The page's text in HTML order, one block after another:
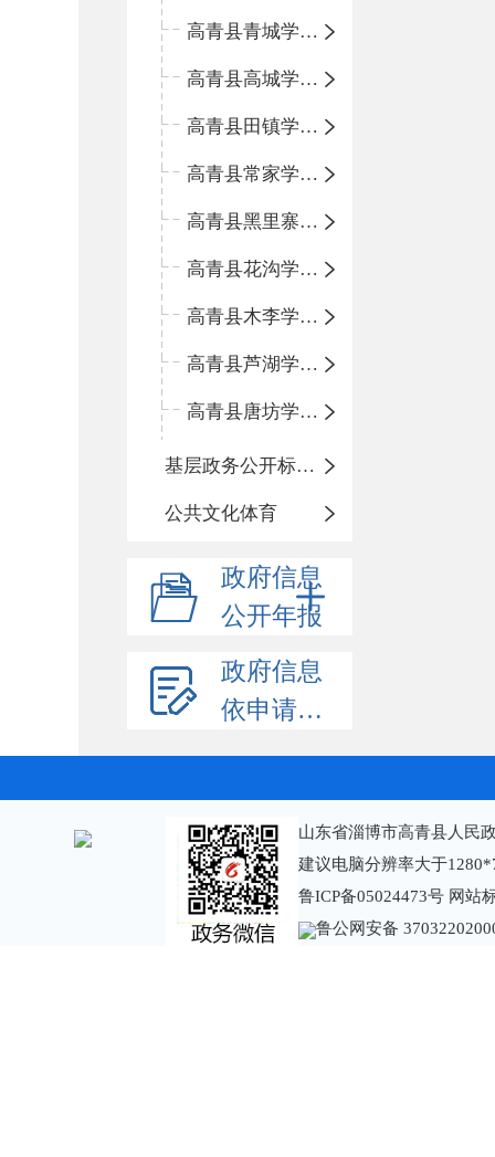
高青县青城学区中心小学
高青县高城学区中心小学
高青县田镇学区中心小学
高青县常家学区中心小学
高青县黑里寨学区中心小学
高青县花沟学区中心小学
高青县木李学区中心小学
高青县芦湖学区中心小学
高青县唐坊学区中心小学
基层政务公开标准化规范化
公共文化体育
政府信息
公开年报
政府信息
依申请公开
山东省淄博市高青县人民
建议电脑分辨率大于
鲁ICP备05024473号 网站
鲁公网安备